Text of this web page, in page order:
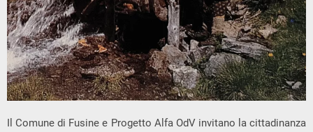
Il Comune di Fusine e Progetto Alfa OdV invitano la cittadinanza